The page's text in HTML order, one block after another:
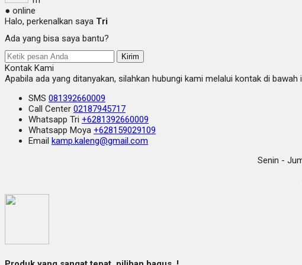
● online
Halo, perkenalkan saya Tri
Ada yang bisa saya bantu?
Kirim
Kontak Kami
Apabila ada yang ditanyakan, silahkan hubungi kami melalui kontak di bawah
SMS 081392660009
Call Center 02187945717
Whatsapp Tri +6281392660009
Whatsapp Moya +628159029109
Email kamp.kaleng@gmail.com
Senin -